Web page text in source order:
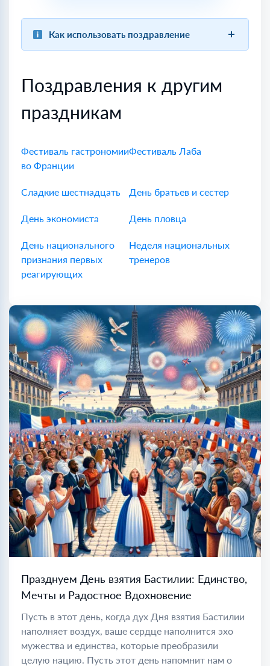
Как использовать поздравление
Поздравления к другим
праздникам
Фестиваль гастрономии
во Франции
Фестиваль Лаба
Сладкие шестнадцать День братьев и сестер
День экономиста День пловца
День национального
признания первых
реагирующих
Неделя национальных
тренеров
Празднуем День взятия Бастилии: Единство,
Мечты и Радостное Вдохновение
Пусть в этот день, когда дух Дня взятия Бастилии
наполняет воздух, ваше сердце наполнится эхо
мужества и единства, которые преобразили
целую нацию. Пусть этот день напомнит нам о